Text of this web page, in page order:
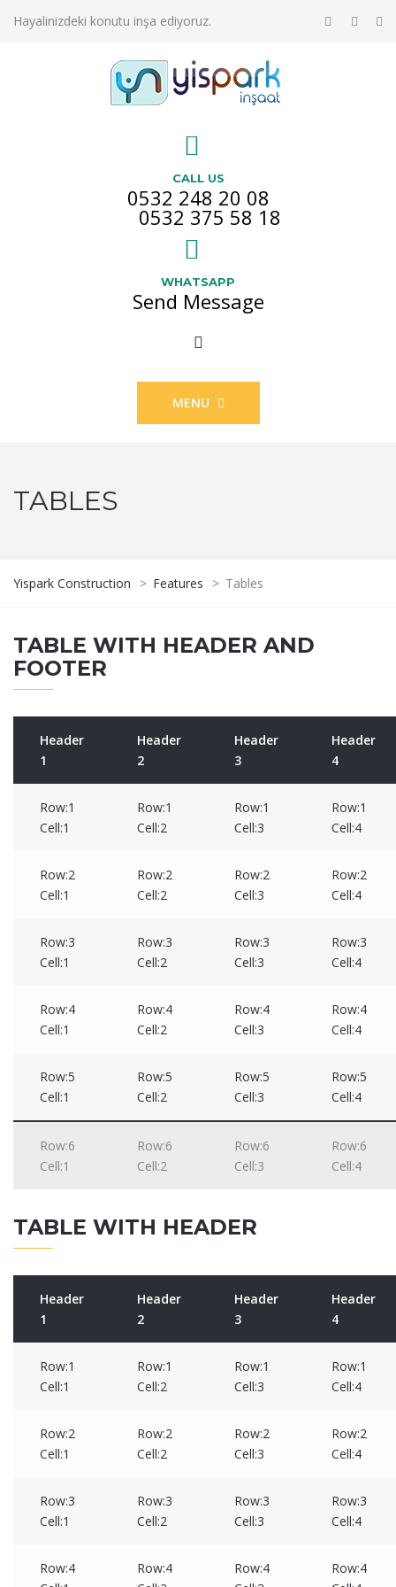
Hayalinizdeki konutu inşa ediyoruz.
CALL US
0532 248 20 08
0532 375 58 18
WHATSAPP
Send Message
MENU
TABLES
Yispark Construction > Features > Tables
TABLE WITH HEADER AND
FOOTER
Header
1
Header
2
Header
3
Header
4
Row:1
Cell:1
Row:1
Cell:2
Row:1
Cell:3
Row:1
Cell:4
Row:2
Cell:1
Row:2
Cell:2
Row:2
Cell:3
Row:2
Cell:4
Row:3
Cell:1
Row:3
Cell:2
Row:3
Cell:3
Row:3
Cell:4
Row:4
Cell:1
Row:4
Cell:2
Row:4
Cell:3
Row:4
Cell:4
Row:5
Cell:1
Row:5
Cell:2
Row:5
Cell:3
Row:5
Cell:4
Row:6
Cell:1
Row:6
Cell:2
Row:6
Cell:3
Row:6
Cell:4
TABLE WITH HEADER
Header
1
Header
2
Header
3
Header
4
Row:1
Cell:1
Row:1
Cell:2
Row:1
Cell:3
Row:1
Cell:4
Row:2
Cell:1
Row:2
Cell:2
Row:2
Cell:3
Row:2
Cell:4
Row:3
Cell:1
Row:3
Cell:2
Row:3
Cell:3
Row:3
Cell:4
Row:4
Row:4
Row:4
Row:4